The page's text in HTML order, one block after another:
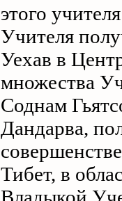
этого
Учителя
Уехав в
множества
Соднам
Дандарва,
Тибет, в